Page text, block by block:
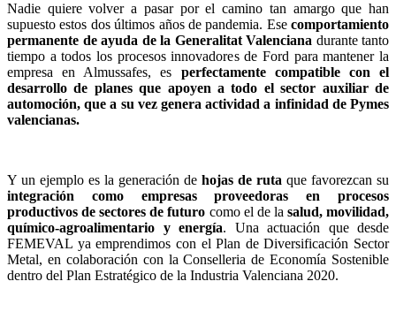
Nadie quiere volver a pasar por el camino tan amargo que han
supuesto estos dos últimos años de pandemia. Ese comportamiento
permanente de ayuda de la Generalitat Valenciana durante tanto
tiempo a todos los procesos innovadores de Ford para mantener la
empresa en Almussafes, es perfectamente compatible con el
desarrollo de planes que apoyen a todo el sector auxiliar de
automoción, que a su vez genera actividad a infinidad de Pymes
valencianas.
Y un ejemplo es la generación de hojas de ruta que favorezcan su
integración como empresas proveedoras en procesos
productivos de sectores de futuro como el de la salud, movilidad,
químico-agroalimentario y energía. Una actuación que desde
FEMEVAL ya emprendimos con el Plan de Diversificación Sector
Metal, en colaboración con la Conselleria de Economía Sostenible
dentro del Plan Estratégico de la Industria Valenciana 2020.